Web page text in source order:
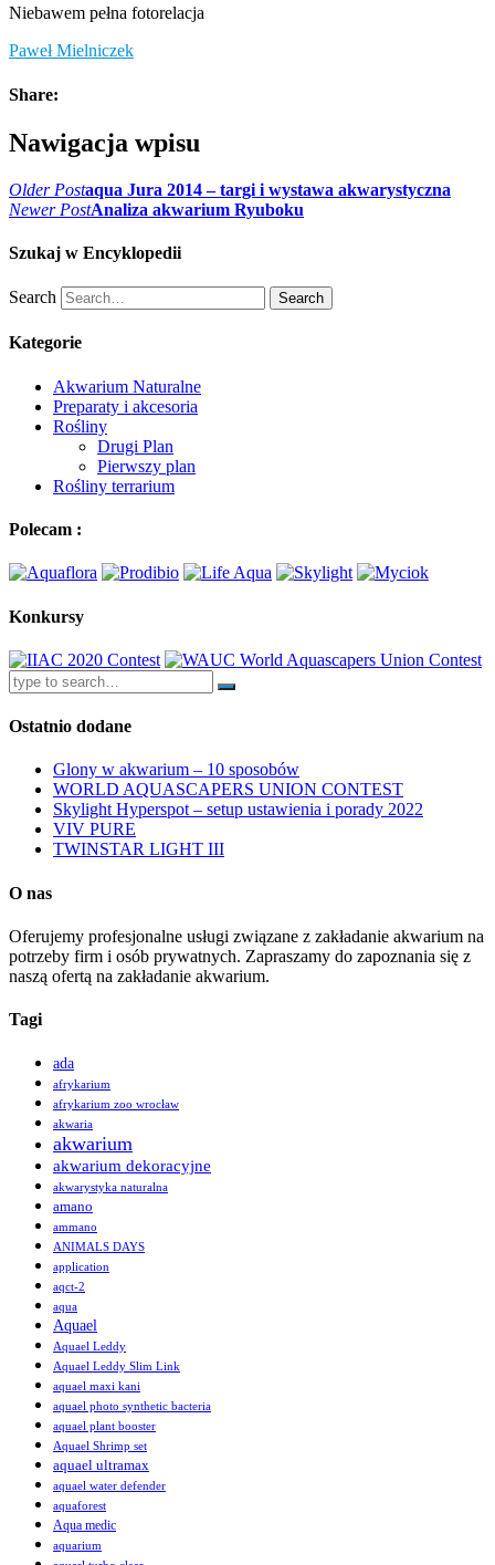
Niebawem pełna fotorelacja
Paweł Mielniczek
Share:
Nawigacja wpisu
Older Postaqua Jura 2014 – targi i wystawa akwarystyczna
Newer PostAnaliza akwarium Ryuboku
Szukaj w Encyklopedii
Search Search
Kategorie
Akwarium Naturalne
Preparaty i akcesoria
Rośliny
Drugi Plan
Pierwszy plan
Rośliny terrarium
Polecam :
Konkursy
Ostatnio dodane
Glony w akwarium – 10 sposobów
WORLD AQUASCAPERS UNION CONTEST
Skylight Hyperspot – setup ustawienia i porady 2022
VIV PURE
TWINSTAR LIGHT III
O nas
Oferujemy profesjonalne usługi związane z zakładanie akwarium na
potrzeby firm i osób prywatnych. Zapraszamy do zapoznania się z
naszą ofertą na zakładanie akwarium.
Tagi
ada
afrykarium
afrykarium zoo wrocław
akwaria
akwarium
akwarium dekoracyjne
akwarystyka naturalna
amano
ammano
ANIMALS DAYS
application
aqct-2
aqua
Aquael
Aquael Leddy
Aquael Leddy Slim Link
aquael maxi kani
aquael photo synthetic bacteria
aquael plant booster
Aquael Shrimp set
aquael ultramax
aquael water defender
aquaforest
Aqua medic
aquarium